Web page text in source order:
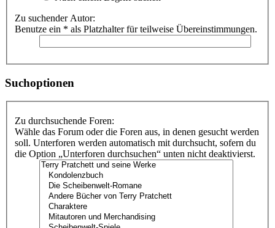
Zu suchender Autor:
Benutze ein * als Platzhalter für teilweise Übereinstimmungen.
Suchoptionen
Zu durchsuchende Foren:
Wähle das Forum oder die Foren aus, in denen gesucht werden
soll. Unterforen werden automatisch mit durchsucht, sofern du
die Option „Unterforen durchsuchen“ unten nicht deaktivierst.